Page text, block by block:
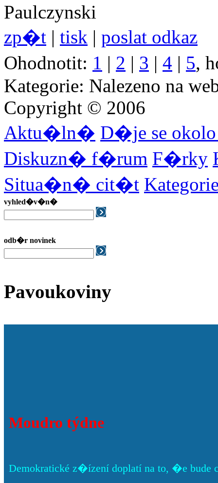
Paulczynski
zp�t | tisk | poslat odkaz
Ohodnotit: 1 | 2 | 3 | 4 | 5,
Kategorie: Nalezeno na
Copyright © 2006
Aktu�ln� D�je se
Diskuzn� f�rum F�rky
Situa�n� cit�t
vyhled�v�n�
odb�r novinek
Pavoukoviny
Moudro týdne
Demokratické z�ízení doplatí na to, �e